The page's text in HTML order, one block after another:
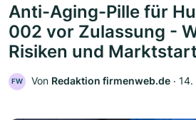
Anti-Aging-Pille für
002 vor Zulassung -
Risiken und
FW Von Redaktion firmenweb.de ‧ 14.